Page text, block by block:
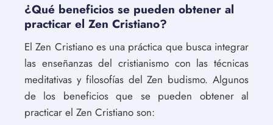
¿Qué beneficios se pueden obtener al
practicar el Zen Cristiano?
El Zen Cristiano es una práctica que busca integrar
las enseñanzas del cristianismo con las técnicas
meditativas y filosofías del Zen budismo. Algunos
de los beneficios que se pueden obtener al
practicar el Zen Cristiano son: